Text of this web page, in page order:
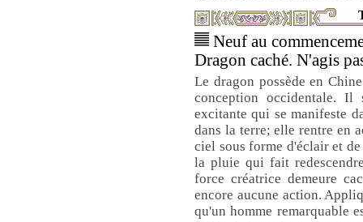
Neuf au
Dragon caché. N'agis
Le dragon possède en
conception occidentale. Il
excitante qui se manifeste
dans la terre; elle rentre en
ciel sous forme d'éclair et
la pluie qui fait
force créatrice demeure
encore aucune action.
qu'un homme remarquable